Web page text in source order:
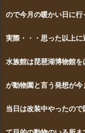
ので今月の暖かい日に行
実際・・・思った以上に
水族館は琵琶湖博物館
が動物園と言う発想が
当日は改装中やったので